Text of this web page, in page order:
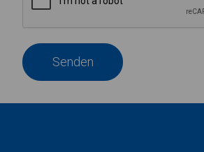
Senden